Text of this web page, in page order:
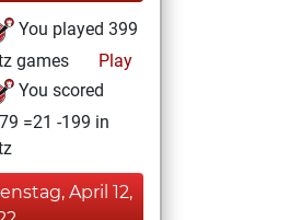
You played 399
games
Play
You scored
=21 -199 in
April 12,